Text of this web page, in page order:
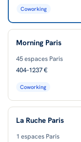
Coworking
Morning Paris
45espaces Paris
404–1237 €
Coworking
La Ruche Paris
1 espaces Paris